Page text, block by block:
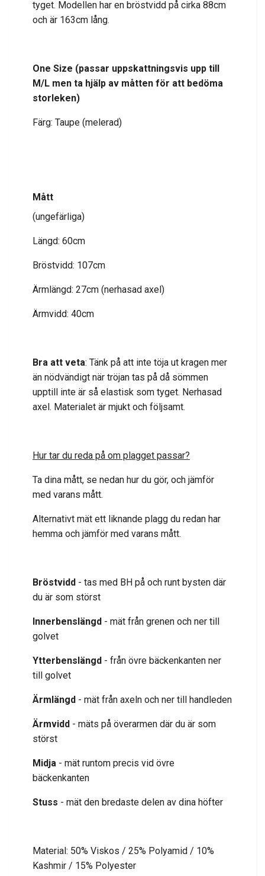
tyget. Modellen har en bröstvidd på cirka 88cm
och är 163cm lång.
One Size (passar uppskattningsvis upp till
M/L men ta hjälp av måtten för att bedöma
storleken)
Färg: Taupe (melerad)
Mått
(ungefärliga)
Längd: 60cm
Bröstvidd: 107cm
Ärmlängd: 27cm (nerhasad axel)
Ärmvidd: 40cm
Bra att veta: Tänk på att inte töja ut kragen mer
än nödvändigt när tröjan tas på då sömmen
upptill inte är så elastisk som tyget. Nerhasad
axel. Materialet är mjukt och följsamt.
Hur tar du reda på om plagget passar?
Ta dina mått, se nedan hur du gör, och jämför
med varans mått.
Alternativt mät ett liknande plagg du redan har
hemma och jämför med varans mått.
Bröstvidd - tas med BH på och runt bysten där
du är som störst
Innerbenslängd - mät från grenen och ner till
golvet
Ytterbenslängd - från övre bäckenkanten ner
till golvet
Ärmlängd - mät från axeln och ner till handleden
Ärmvidd - mäts på överarmen där du är som
störst
Midja - mät runtom precis vid övre
bäckenkanten
Stuss - mät den bredaste delen av dina höfter
Material: 50% Viskos / 25% Polyamid / 10%
Kashmir / 15% Polyester